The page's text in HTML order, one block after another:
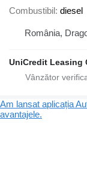
Combustibil diesel
România,
UniCredit Leasing
Am lansat aplicația
avantajele.